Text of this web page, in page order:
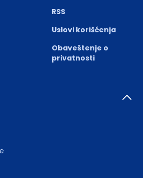
RSS
Uslovi korišćenja
Obaveštenje o
privatnosti